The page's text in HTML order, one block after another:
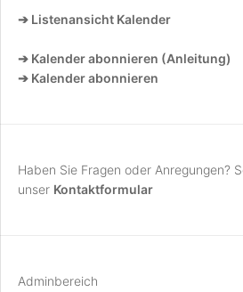
➔ Listenansicht Kalender
➔ Kalender abonnieren (Anleitung)
➔ Kalender abonnieren
Haben Sie Fragen oder Anregungen?
unser Kontaktformular
Adminbereich